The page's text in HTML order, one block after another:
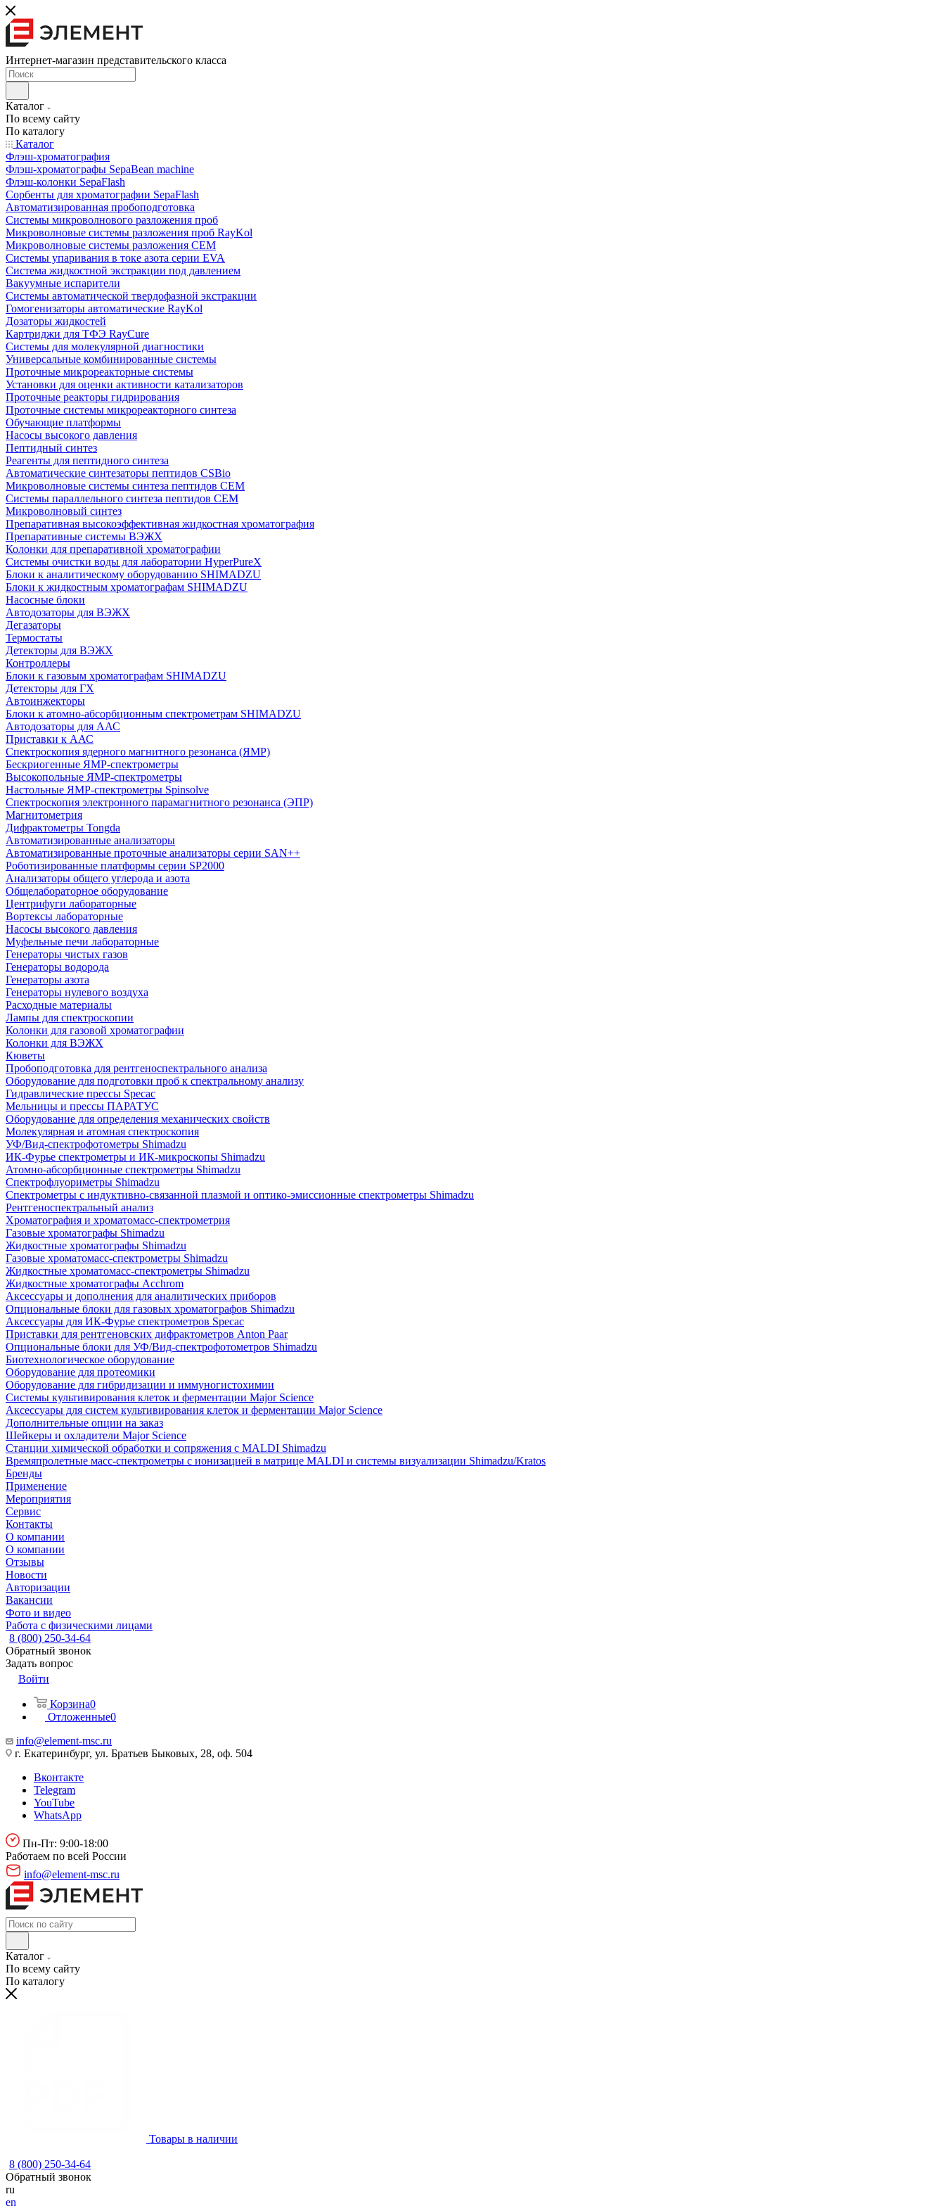
Интернет-магазин представительского класса
Каталог
По всему сайту
По каталогу
Каталог
Флэш-хроматография
Флэш-хроматографы SepaBean machine
Флэш-колонки SepaFlash
Сорбенты для хроматографии SepaFlash
Автоматизированная пробоподготовка
Системы микроволнового разложения проб
Микроволновые системы разложения проб RayKol
Микроволновые системы разложения CEM
Системы упаривания в токе азота серии EVA
Система жидкостной экстракции под давлением
Вакуумные испарители
Системы автоматической твердофазной экстракции
Гомогенизаторы автоматические RayKol
Дозаторы жидкостей
Картриджи для ТФЭ RayCure
Системы для молекулярной диагностики
Универсальные комбинированные системы
Проточные микрореакторные системы
Установки для оценки активности катализаторов
Проточные реакторы гидрирования
Проточные системы микрореакторного синтеза
Обучающие платформы
Насосы высокого давления
Пептидный синтез
Реагенты для пептидного синтеза
Автоматические синтезаторы пептидов CSBio
Микроволновые системы синтеза пептидов CEM
Системы параллельного синтеза пептидов CEM
Микроволновый синтез
Препаративная высокоэффективная жидкостная хроматография
Препаративные системы ВЭЖХ
Колонки для препаративной хроматографии
Системы очистки воды для лаборатории HyperPureX
Блоки к аналитическому оборудованию SHIMADZU
Блоки к жидкостным хроматографам SHIMADZU
Насосные блоки
Автодозаторы для ВЭЖХ
Дегазаторы
Термостаты
Детекторы для ВЭЖХ
Контроллеры
Блоки к газовым хроматографам SHIMADZU
Детекторы для ГХ
Автоинжекторы
Блоки к атомно-абсорбционным спектрометрам SHIMADZU
Автодозаторы для ААС
Приставки к ААС
Спектроскопия ядерного магнитного резонанса (ЯМР)
Бескриогенные ЯМР‑спектрометры
Высокопольные ЯМР‑спектрометры
Настольные ЯМР‑спектрометры Spinsolve
Спектроскопия электронного парамагнитного резонанса (ЭПР)
Магнитометрия
Дифрактометры Tongda
Автоматизированные анализаторы
Автоматизированные проточные анализаторы серии SAN++
Роботизированные платформы серии SP2000
Анализаторы общего углерода и азота
Общелабораторное оборудование
Центрифуги лабораторные
Вортексы лабораторные
Насосы высокого давления
Муфельные печи лабораторные
Генераторы чистых газов
Генераторы водорода
Генераторы азота
Генераторы нулевого воздуха
Расходные материалы
Лампы для спектроскопии
Колонки для газовой хроматографии
Колонки для ВЭЖХ
Кюветы
Пробоподготовка для рентгеноспектрального анализа
Оборудование для подготовки проб к спектральному анализу
Гидравлические прессы Specac
Мельницы и прессы ПАРАТУС
Оборудование для определения механических свойств
Молекулярная и атомная спектроскопия
УФ/Вид-спектрофотометры Shimadzu
ИК-Фурье спектрометры и ИК-микроскопы Shimadzu
Атомно-абсорбционные спектрометры Shimadzu
Спектрофлуориметры Shimadzu
Спектрометры с индуктивно-связанной плазмой и оптико-эмиссионные спектрометры Shimadzu
Рентгеноспектральный анализ
Хроматография и хроматомасс-спектрометрия
Газовые хроматографы Shimadzu
Жидкостные хроматографы Shimadzu
Газовые хроматомасс-спектрометры Shimadzu
Жидкостные хроматомасс-спектрометры Shimadzu
Жидкостные хроматографы Acchrom
Аксессуары и дополнения для аналитических приборов
Опциональные блоки для газовых хроматографов Shimadzu
Аксессуары для ИК-Фурье спектрометров Specac
Приставки для рентгеновских дифрактометров Anton Paar
Опциональные блоки для УФ/Вид-спектрофотометров Shimadzu
Биотехнологическое оборудование
Оборудование для протеомики
Оборудование для гибридизации и иммуногистохимии
Системы культивирования клеток и ферментации Major Science
Аксессуары для систем культивирования клеток и ферментации Major Science
Дополнительные опции на заказ
Шейкеры и охладители Major Science
Станции химической обработки и сопряжения с MALDI Shimadzu
Времяпролетные масс-спектрометры с ионизацией в матрице MALDI и системы визуализации Shimadzu/Kratos
Бренды
Применение
Мероприятия
Сервис
Контакты
О компании
О компании
Отзывы
Новости
Авторизации
Вакансии
Фото и видео
Работа с физическими лицами
8 (800) 250-34-64
Обратный звонок
Задать вопрос
Войти
Корзина0
Отложенные0
info@element-msc.ru
г. Екатеринбург, ул. Братьев Быковых, 28, оф. 504
Вконтакте
Telegram
YouTube
WhatsApp
Пн-Пт: 9:00-18:00
Работаем по всей России
info@element-msc.ru
Каталог
По всему сайту
По каталогу
Товары в наличии
8 (800) 250-34-64
Обратный звонок
ru
en